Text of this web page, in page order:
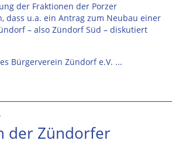
der Fraktionen der Porzer
dass u.a. ein Antrag zum Neubau einer
– also Zündorf Süd – diskutiert
Bürgerverein Zündorf e.V. ...
der Zündorfer